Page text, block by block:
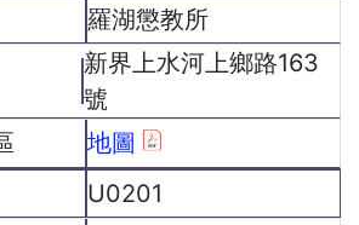
羅湖懲教所
新界上水河上鄉路163
號
地圖
U0201